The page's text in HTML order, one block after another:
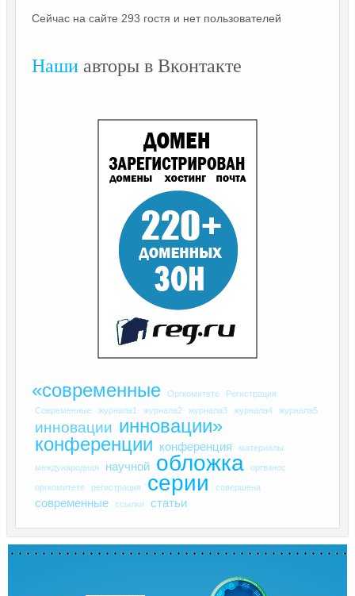
Сейчас на сайте 293 гостя и нет пользователей
Наши авторы в Вконтакте
«современные Оргкомитете
Регистрация
Современные
журнала1 журнала2 журнала3 журнала4 журнала5
инновации инновации»
конференции
конференция материалы
международная научной обложка оргвзнос
оргкомитете регистрация серии совершена
современные ссылки статьи